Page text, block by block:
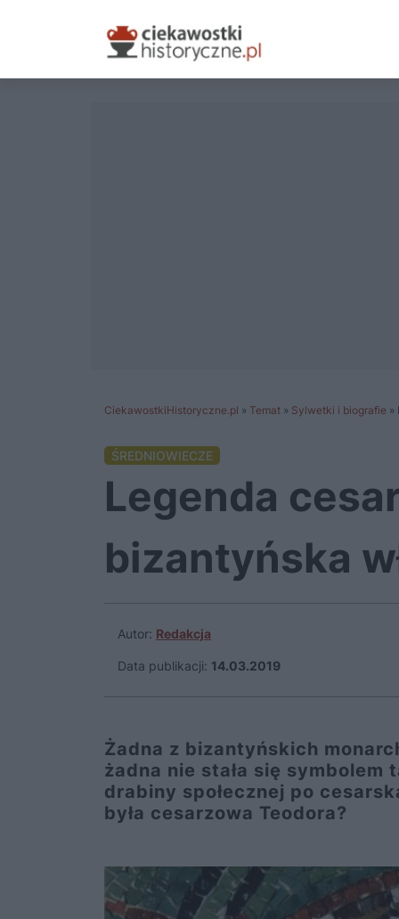
CiekawostkiHistoryczne.pl » Temat » Sylwetki i biografie »
ŚREDNIOWIECZE
Legenda
bizantyńska
Autor: Redakcja
Data publikacji: 14.03.2019
Żadna z bizantyńskich
żadna nie stała się
drabiny społecznej po
była cesarzowa Teodora?